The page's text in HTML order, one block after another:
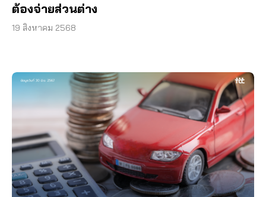
ต้องจ่ายส่วนต่าง
19 สิงหาคม 2568